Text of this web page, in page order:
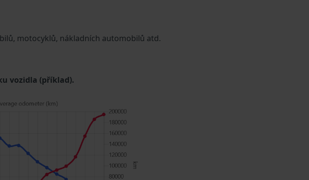
motocyklů, nákladních automobilů atd.
vozidla (příklad).